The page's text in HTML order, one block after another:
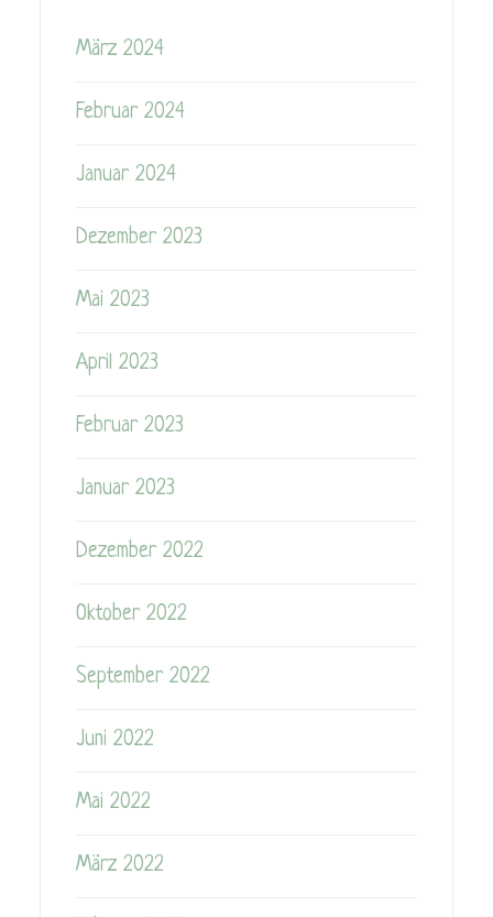
März 2024
Februar 2024
Januar 2024
Dezember 2023
Mai 2023
April 2023
Februar 2023
Januar 2023
Dezember 2022
Oktober 2022
September 2022
Juni 2022
Mai 2022
März 2022